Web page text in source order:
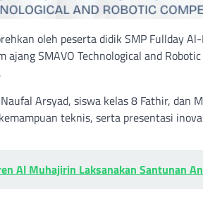
oleh peserta didik SMP Fullday
SMAVO Technological and
Arsyad, siswa kelas 8 Fathir, dan
teknis, serta presentasi
Al Muhajirin Laksanakan Santunan